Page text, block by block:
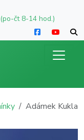
čt 8-14 hod.)
Adámek Kukla